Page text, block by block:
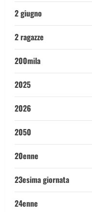
2 giugno
2 ragazze
200mila
2025
2026
2050
20enne
23esima giornata
24enne